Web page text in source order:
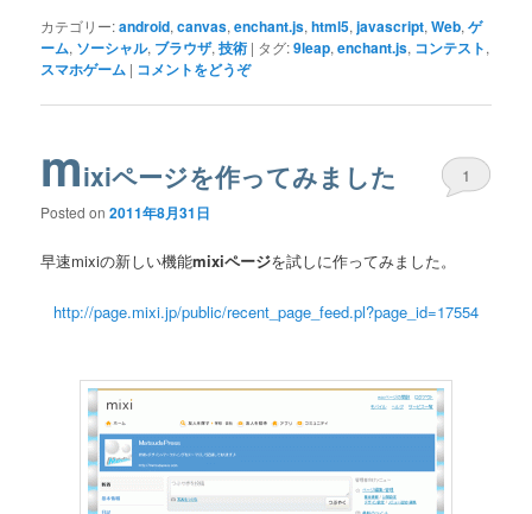
カテゴリー:android,canvas,enchant.js,html5,javascript,Web,ゲ
ーム, ソーシャル, ブラウザ,技術 | タグ:9leap,enchant.js, コンテスト,
スマホゲーム | コメントをどうぞ
mixiページを作ってみました
Posted on2011年8月31日
1
早速mixiの新しい機能mixiページを試しに作ってみました。
http://page.mixi.jp/public/recent_page_feed.pl?page_id=17554